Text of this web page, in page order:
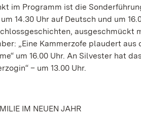
im Programm ist die
14.30 Uhr auf Deutsch und um
ausgeschmückt
„Eine Kammerzofe plaudert aus
um 16.00 Uhr. An Silvester hat
– um 13.00 Uhr.
IM NEUEN JAHR